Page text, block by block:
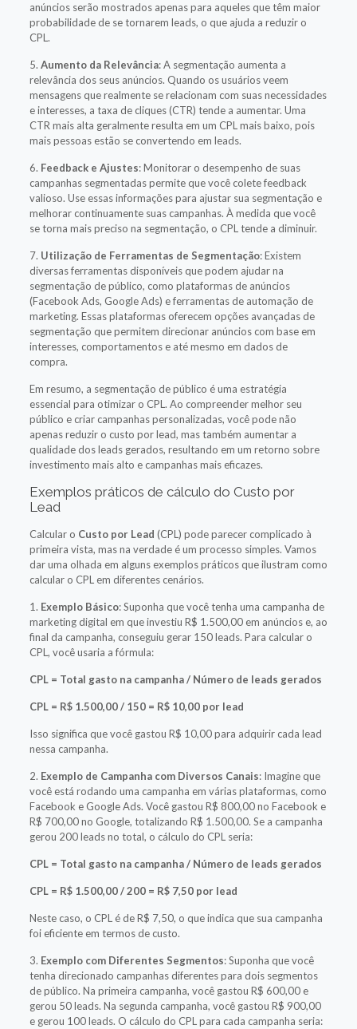
anúncios serão mostrados apenas para aqueles que têm maior
probabilidade de se tornarem leads, o que ajuda a reduzir o
CPL.
5. Aumento da Relevância: A segmentação aumenta a
relevância dos seus anúncios. Quando os usuários veem
mensagens que realmente se relacionam com suas necessidades
e interesses, a taxa de cliques (CTR) tende a aumentar. Uma
CTR mais alta geralmente resulta em um CPL mais baixo, pois
mais pessoas estão se convertendo em leads.
6. Feedback e Ajustes: Monitorar o desempenho de suas
campanhas segmentadas permite que você colete feedback
valioso. Use essas informações para ajustar sua segmentação e
melhorar continuamente suas campanhas. À medida que você
se torna mais preciso na segmentação, o CPL tende a diminuir.
7. Utilização de Ferramentas de Segmentação: Existem
diversas ferramentas disponíveis que podem ajudar na
segmentação de público, como plataformas de anúncios
(Facebook Ads, Google Ads) e ferramentas de automação de
marketing. Essas plataformas oferecem opções avançadas de
segmentação que permitem direcionar anúncios com base em
interesses, comportamentos e até mesmo em dados de
compra.
Em resumo, a segmentação de público é uma estratégia
essencial para otimizar o CPL. Ao compreender melhor seu
público e criar campanhas personalizadas, você pode não
apenas reduzir o custo por lead, mas também aumentar a
qualidade dos leads gerados, resultando em um retorno sobre
investimento mais alto e campanhas mais eficazes.
Exemplos práticos de cálculo do Custo por
Lead
Calcular o Custo por Lead (CPL) pode parecer complicado à
primeira vista, mas na verdade é um processo simples. Vamos
dar uma olhada em alguns exemplos práticos que ilustram como
calcular o CPL em diferentes cenários.
1. Exemplo Básico: Suponha que você tenha uma campanha de
marketing digital em que investiu R$ 1.500,00 em anúncios e, ao
final da campanha, conseguiu gerar 150 leads. Para calcular o
CPL, você usaria a fórmula:
CPL = Total gasto na campanha / Número de leads gerados
CPL = R$ 1.500,00 / 150 = R$ 10,00 por lead
Isso significa que você gastou R$ 10,00 para adquirir cada lead
nessa campanha.
2. Exemplo de Campanha com Diversos Canais: Imagine que
você está rodando uma campanha em várias plataformas, como
Facebook e Google Ads. Você gastou R$ 800,00 no Facebook e
R$ 700,00 no Google, totalizando R$ 1.500,00. Se a campanha
gerou 200 leads no total, o cálculo do CPL seria:
CPL = Total gasto na campanha / Número de leads gerados
CPL = R$ 1.500,00 / 200 = R$ 7,50 por lead
Neste caso, o CPL é de R$ 7,50, o que indica que sua campanha
foi eficiente em termos de custo.
3. Exemplo com Diferentes Segmentos: Suponha que você
tenha direcionado campanhas diferentes para dois segmentos
de público. Na primeira campanha, você gastou R$ 600,00 e
gerou 50 leads. Na segunda campanha, você gastou R$ 900,00
e gerou 100 leads. O cálculo do CPL para cada campanha seria: